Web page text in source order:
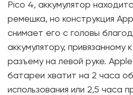
Pico 4, аккумулятор
ремешка, но конструкция
снимает его с головы
аккумулятору, привязанному
разъему на левой руке. Apple
батареи хватит на 2 часа
использования или 2,5 часа